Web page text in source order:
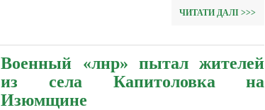
ЧИТАТИ ДАЛІ >>>
Военный «лнр» пытал жителей
из села Капитоловка на
Изюмщине